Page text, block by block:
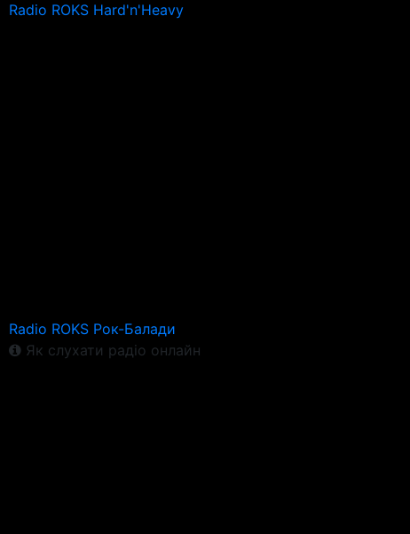
Radio ROKS Hard'n'Heavy
Radio ROKS Рок-Балади
Як слухати радіо онлайн